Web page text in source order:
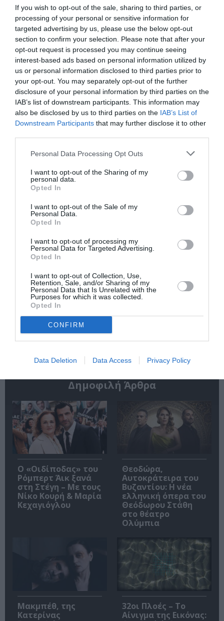
If you wish to opt-out of the sale, sharing to third parties, or
processing of your personal or sensitive information for
targeted advertising by us, please use the below opt-out
section to confirm your selection. Please note that after your
opt-out request is processed you may continue seeing
interest-based ads based on personal information utilized by
us or personal information disclosed to third parties prior to
your opt-out. You may separately opt-out of the further
disclosure of your personal information by third parties on the
IAB’s list of downstream participants. This information may
also be disclosed by us to third parties on the IAB’s List of
Downstream Participants that may further disclose it to other
Personal Data Processing Opt Outs
I want to opt-out of the Sharing of my
personal data.
Opted In
I want to opt-out of the Sale of my
Personal Data.
Opted In
I want to opt-out of processing my
Personal Data for Targeted Advertising.
Opted In
I want to opt-out of Collection, Use,
Retention, Sale, and/or Sharing of my
Personal Data that Is Unrelated with the
Purposes for which it was collected.
Opted In
CONFIRM
Data Deletion Data Access Privacy Policy
Ακολουθήστε το Culturenow.gr
Σχετικά Άρθρα
Η μακρά λίστα με
τις υποψηφιότητες
για το Βραβείο
Booker 2026
Έκθεση Βιβλίου
2026 στο Ναύπλιο
«Παρεμποδίζοντας
την αποστασία,
Ιουλιανά 1965»:
Παρουσίαση του
βιβλίου στο
Μεταξουργείο
Σπύρος Κακατσάκης
– Ανακρίνοντας το
Δημοφιλή Άρθρα
O «Οιδίποδας» του
Ρόμπερτ Άικ ξανά
στη Στέγη – Με τους
Νίκο Κουρή & Μαρία
Κεχαγιόγλου
Θεοδώρα,
Αυτοκράτειρα του
Βυζαντίου: Η νέα
ελληνική όπερα του
Θεόδωρου Στάθη
στο θέατρο
Ολύμπια
Μακμπέθ, της
Κατερίνας
32οι Πλοές – Το
Αίνιγμα της Εικόνας: